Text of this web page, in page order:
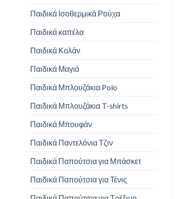
Παιδικά Ισοθερμικά Ρούχα
Παιδικά καπέλα
Παιδικά Κολάν
Παιδικά Μαγιό
Παιδικά Μπλουζάκια Polo
Παιδικά Μπλουζάκια T-shirts
Παιδικά Μπουφάν
Παιδικά Παντελόνια Τζιν
Παιδικά Παπούτσια για Μπάσκετ
Παιδικά Παπούτσια για Τένις